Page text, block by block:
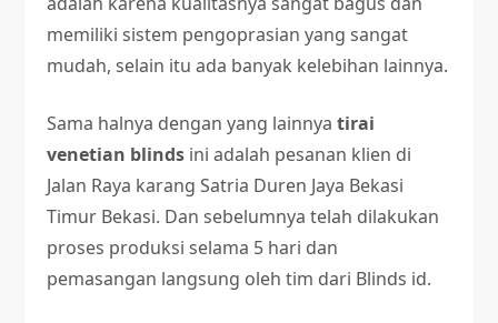
memiliki sistem pengoprasian yang sangat
mudah, selain itu ada banyak kelebihan lainnya.
Sama halnya dengan yang lainnyatirai
venetian blinds ini adalah pesanan klien di
Jalan Raya karang Satria Duren Jaya Bekasi
Timur Bekasi. Dan sebelumnya telah dilakukan
proses produksi selama 5 hari dan
pemasangan langsung oleh tim dari Blinds id.